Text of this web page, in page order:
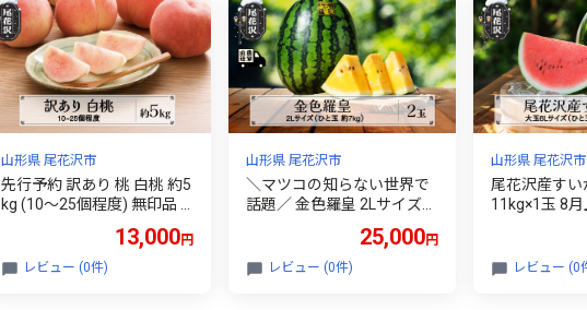
山形県 尾花沢市
先行予約 訳あり 桃 白桃 約5
kg (10～25個程度) 無印品 8
山形県産 フルーツ 果物 く
だもの 令和8年産 2026年産
13,000円
レビュー (0件)
山形県 尾花沢市
＼マツコの知らない世界で
話題／ 金色羅皇 2Lサイズ
旬頃発送 令和8年産 2026年
産 こんじきらおう 尾花沢産
25,000円
レビュー (0件)
山形県 尾花沢市
尾花沢産すい
11kg×1玉 8
ーツ 果物 産
レビュー (0